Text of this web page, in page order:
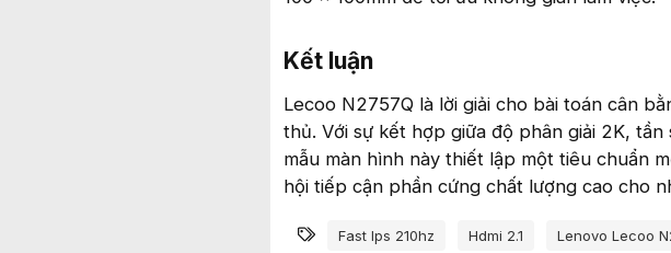
Kết luận​
Lecoo N2757Q là lời giải cho bài toán cân
thủ. Với sự kết hợp giữa độ phân giải 2K,
mẫu màn hình này thiết lập một tiêu chuẩn
hội tiếp cận phần cứng chất lượng cao cho
Từ khóa
Fast Ips 210hz Hdmi 2.1 Lenovo Lecoo